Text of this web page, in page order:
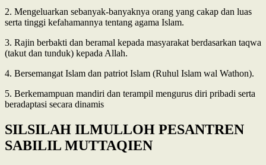
2. Mengeluarkan sebanyak-banyaknya orang yang cakap dan luas
serta tinggi kefahamannya tentang agama Islam.
3. Rajin berbakti dan beramal kepada masyarakat berdasarkan taqwa
(takut dan tunduk) kepada Allah.
4. Bersemangat Islam dan patriot Islam (Ruhul Islam wal Wathon).
5. Berkemampuan mandiri dan terampil mengurus diri pribadi serta
beradaptasi secara dinamis
SILSILAH ILMULLOH PESANTREN
SABILIL MUTTAQIEN